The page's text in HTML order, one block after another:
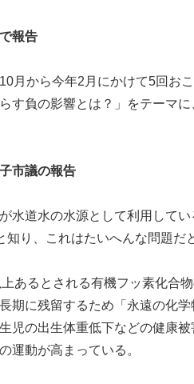
報告
月から今年2月にかけて5回お
す負の影響とは？」をテーマ
市議の報告
水道水の水源として利用して
知り、これはたいへんな問題だ
あるとされる有機フッ素化合
期に残留するため「永遠の化
児の出生体重低下などの健康
運動が高まっている。